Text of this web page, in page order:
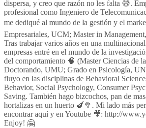
dispersa, y creo que razón no les falta 😅.
profesional como Ingeniero de
me dediqué al mundo de la gestión y el
Empresariales, UCM; Master in
Tras trabajar varios años en una
empresas entré en el mundo de la
del comportamiento 🧠 (Master Ciencias de
Doctorando, UMU; Grado en Psicología,
fluyo en las disciplinas de Behavioral
Behavior, Social Psychology, Consumer
Saving. También hago bizcochos, pan de
hortalizas en un huerto 🍆🥦. Mi lado más
encontrar aquí y en Youtube 🎥: http://
Enjoy! 🤗